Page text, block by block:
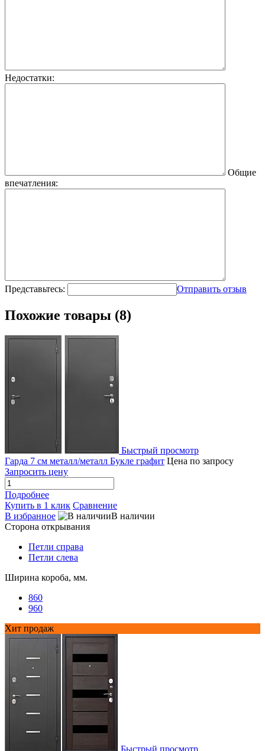
Недостатки:
Общие
впечатления:
Представьтесь: Отправить отзыв
Похожие товары (8)
Быстрый просмотр
Гарда 7 см металл/металл Букле графит Цена по запросу
Запросить цену
Подробнее
Купить в 1 клик Сравнение
В избранное
В наличии
Сторона открывания
Петли справа
Петли слева
Ширина короба, мм.
860
960
Хит продаж